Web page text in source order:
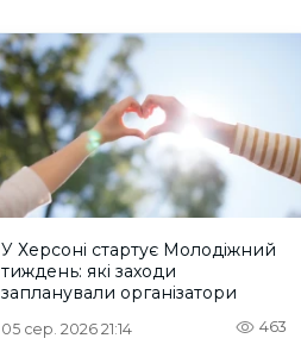
У Херсоні стартує Молодіжний
тиждень: які заходи
запланували організатори
05 сер. 2026 21:14 463